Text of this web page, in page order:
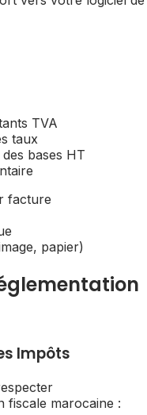
TVA
taux
bases HT
facture
papier)
Impôts
fiscale marocaine :